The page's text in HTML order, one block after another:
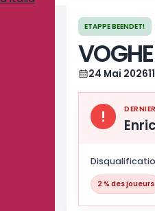
ETAPPE
24 Mai
!